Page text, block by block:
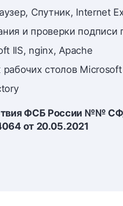
Спутник, Internet
и проверки
IIS, nginx, Apache
столов
ФСБ России №№
от 20.05.2021